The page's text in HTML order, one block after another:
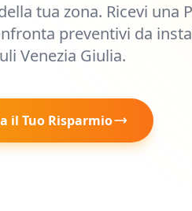
tua zona. Ricevi una
preventivi da
Venezia Giulia.
il Tuo Risparmio